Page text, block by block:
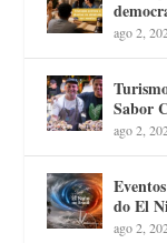
ago 2,
Sabor
ago 2,
do El
ago 2,